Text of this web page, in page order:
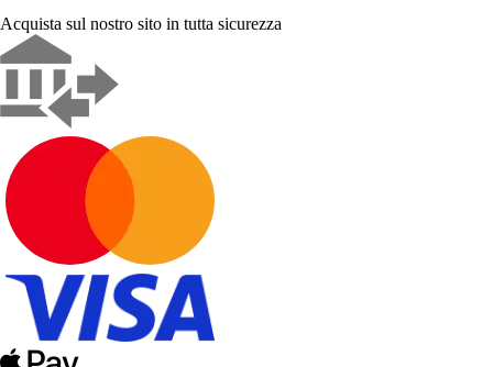
Acquista sul nostro sito in tutta sicurezza